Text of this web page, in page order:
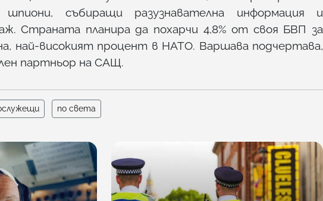
събиращи разузнавателна информация и
Страната планира да похарчи 4,8% от своя БВП за
най-високият процент в НАТО. Варшава подчертава,
партньор на САЩ.
по света